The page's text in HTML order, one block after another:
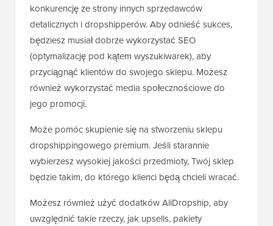
konkurencję ze strony innych sprzedawców
detalicznych i dropshipperów. Aby odnieść sukces,
będziesz musiał dobrze wykorzystać SEO
(optymalizację pod kątem wyszukiwarek), aby
przyciągnąć klientów do swojego sklepu. Możesz
również wykorzystać media społecznościowe do
jego promocji.
Może pomóc skupienie się na stworzeniu sklepu
dropshippingowego premium. Jeśli starannie
wybierzesz wysokiej jakości przedmioty, Twój sklep
będzie takim, do którego klienci będą chcieli wracać.
Możesz również użyć dodatków AliDropship, aby
uwzględnić takie rzeczy, jak upsells, pakiety